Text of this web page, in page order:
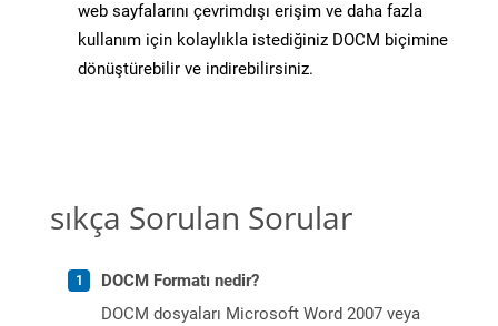
web sayfalarını çevrimdışı erişim ve daha fazla
kullanım için kolaylıkla istediğiniz DOCM biçimine
dönüştürebilir ve indirebilirsiniz.
sıkça Sorulan Sorular
DOCM Formatı nedir?
DOCM dosyaları Microsoft Word 2007 veya